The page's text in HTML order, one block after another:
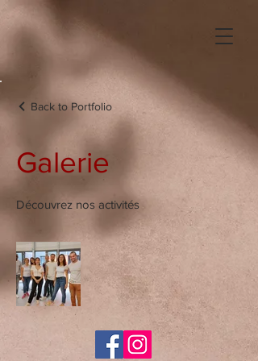
Back to Portfolio
Galerie
Découvrez nos activités